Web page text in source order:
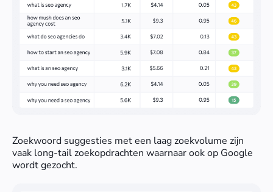
Zoekwoord suggesties met een laag zoekvolume zijn
vaak long-tail zoekopdrachten waarnaar ook op Google
wordt gezocht.